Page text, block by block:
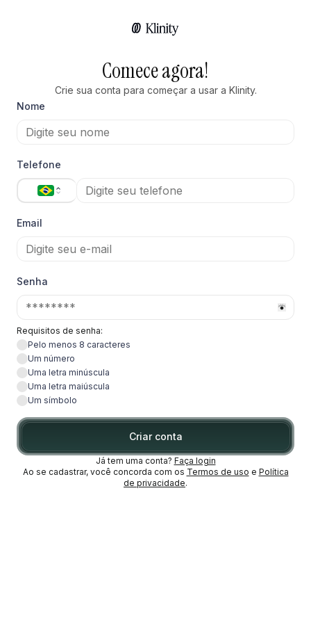
Comece agora!
Crie sua conta para começar a usar a Klinity.
Nome
Telefone
Email
Senha
Requisitos de senha:
Pelo menos 8 caracteres
Um número
Uma letra minúscula
Uma letra maiúscula
Um símbolo
Criar conta
Já tem uma conta? Faça login
Ao se cadastrar, você concorda com os Termos de uso e Política
de privacidade.